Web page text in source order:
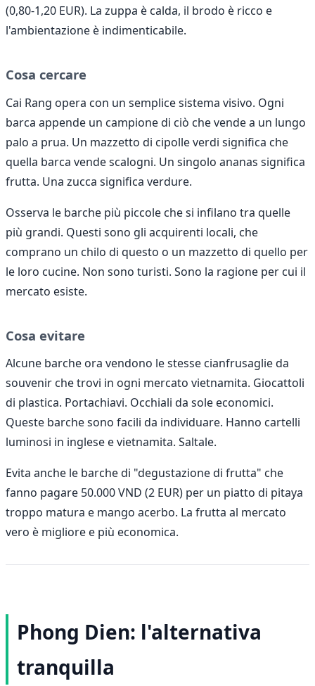
(0,80-1,20 EUR). La zuppa è calda, il brodo è ricco e
l'ambientazione è indimenticabile.
Cosa cercare
Cai Rang opera con un semplice sistema visivo. Ogni
barca appende un campione di ciò che vende a un lungo
palo a prua. Un mazzetto di cipolle verdi significa che
quella barca vende scalogni. Un singolo ananas significa
frutta. Una zucca significa verdure.
Osserva le barche più piccole che si infilano tra quelle
più grandi. Questi sono gli acquirenti locali, che
comprano un chilo di questo o un mazzetto di quello per
le loro cucine. Non sono turisti. Sono la ragione per cui il
mercato esiste.
Cosa evitare
Alcune barche ora vendono le stesse cianfrusaglie da
souvenir che trovi in ogni mercato vietnamita. Giocattoli
di plastica. Portachiavi. Occhiali da sole economici.
Queste barche sono facili da individuare. Hanno cartelli
luminosi in inglese e vietnamita. Saltale.
Evita anche le barche di "degustazione di frutta" che
fanno pagare 50.000 VND (2 EUR) per un piatto di pitaya
troppo matura e mango acerbo. La frutta al mercato
vero è migliore e più economica.
Phong Dien: l'alternativa
tranquilla